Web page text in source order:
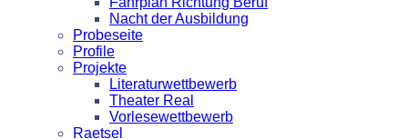
Nacht der Ausbildung
Probeseite
Profile
Projekte
Literaturwettbewerb
Theater Real
Vorlesewettbewerb
Raetsel